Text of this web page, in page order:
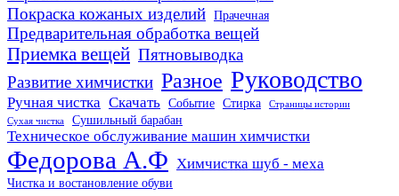
Покраска кожаных изделий Прачечная
Предварительная обработка вещей
Приемка вещей Пятновыводка
Развитие химчистки Разное Руководство
Ручная чистка Скачать Событие Стирка
Страницы истории
Сухая чистка
Сушильный барабан
Техническое обслуживание машин химчистки
Федорова А.Ф Химчистка шуб - меха
Чистка и востановление обуви
работы ресурса. Также использует cookie для
хранения данных. Продолжая использовать сайт,
Вы даете свое согласие на работу с этими файлами.
Какие данные собираются и важная
информация:
Показать подробности